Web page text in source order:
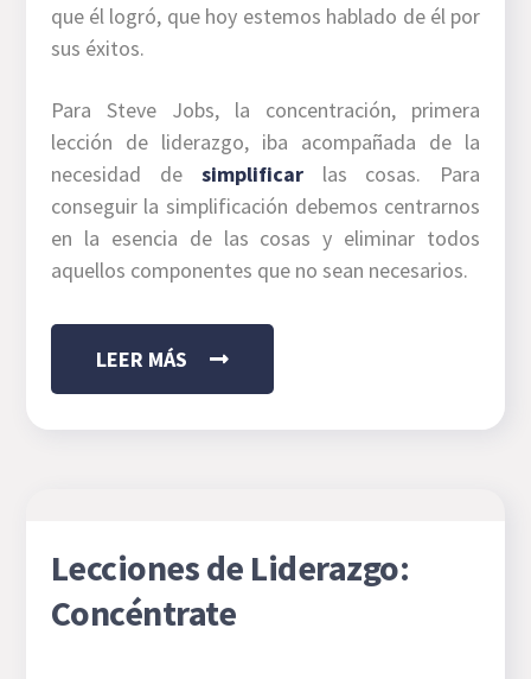
que él logró, que hoy estemos hablado de él por
sus éxitos.
Para Steve Jobs, la concentración, primera
lección de liderazgo, iba acompañada de la
necesidad de simplificar
las cosas. Para
conseguir la simplificación debemos centrarnos
en la esencia de las cosas y eliminar todos
aquellos componentes que no sean necesarios.
LEER MÁS
Lecciones de Liderazgo:
Concéntrate